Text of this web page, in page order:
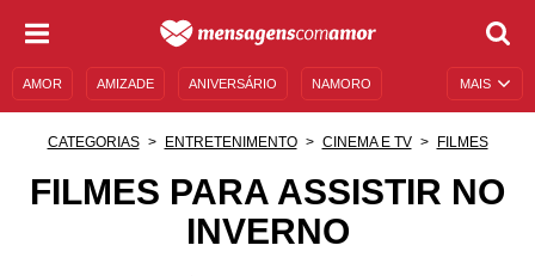
MAIS
AMOR AMIZADE ANIVERSÁRIO NAMORO
MENSAGENS DE ANIVERSÁRIO
CATEGORIAS ENTRETENIMENTO CINEMA E TV FILMES
FILMES PARA ASSISTIR NO
INVERNO